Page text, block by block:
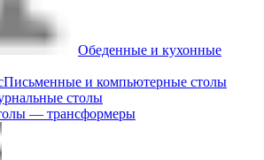
Обеденные и кухонные
Письменные и компьютерные столы
столы
— трансформеры